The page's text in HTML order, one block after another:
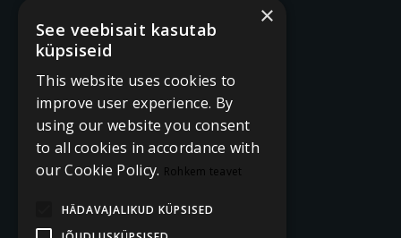
×
See veebisait kasutab
küpsiseid
This website uses cookies to
improve user experience. By
using our website you consent
to all cookies in accordance with
our Cookie Policy. Rohkem teavet
HÄDAVAJALIKUD KÜPSISED